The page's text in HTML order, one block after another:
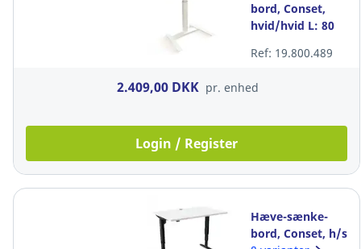
bord, Conset,
hvid/hvid L: 80
Ref: 19.800.489
2.409,00 DKK pr. enhed
Login / Register
Hæve-sænke-
bord, Conset, h/s